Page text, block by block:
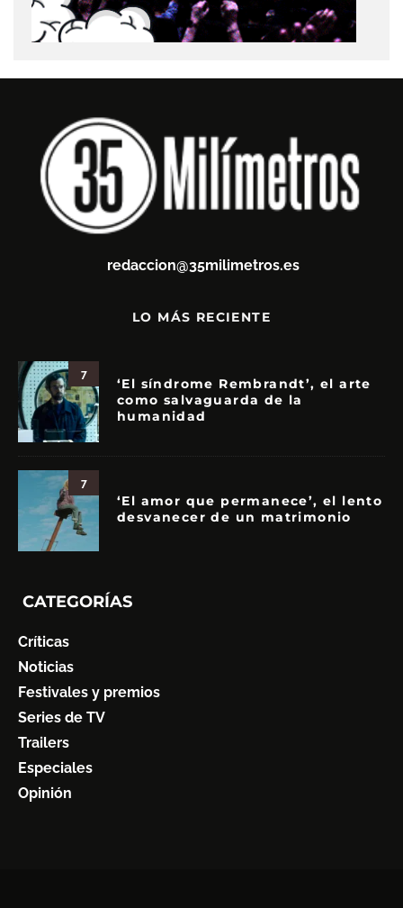
redaccion@35milimetros.es
LO MÁS RECIENTE
7
‘El síndrome Rembrandt’, el arte
como salvaguarda de la
humanidad
7
‘El amor que permanece’, el lento
desvanecer de un matrimonio
CATEGORÍAS
Críticas
Noticias
Festivales y premios
Series de TV
Trailers
Especiales
Opinión